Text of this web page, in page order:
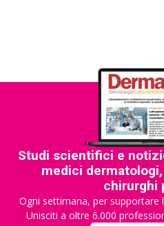
Studi scientifici e
medici
chirurghi
Ogni settimana, per supportare
Unisciti a oltre 6.000